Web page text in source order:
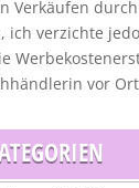
Verkäufen
ich verzichte
vor